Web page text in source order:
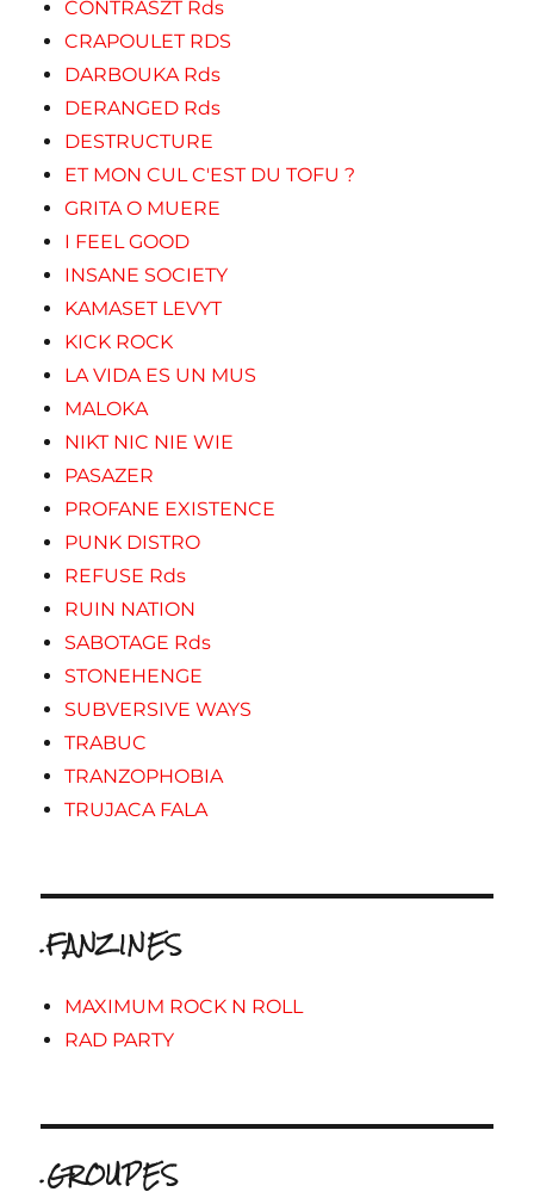
CONTRASZT Rds
CRAPOULET RDS
DARBOUKA Rds
DERANGED Rds
DESTRUCTURE
ET MON CUL C'EST DU TOFU ?
GRITA O MUERE
I FEEL GOOD
INSANE SOCIETY
KAMASET LEVYT
KICK ROCK
LA VIDA ES UN MUS
MALOKA
NIKT NIC NIE WIE
PASAZER
PROFANE EXISTENCE
PUNK DISTRO
REFUSE Rds
RUIN NATION
SABOTAGE Rds
STONEHENGE
SUBVERSIVE WAYS
TRABUC
TRANZOPHOBIA
TRUJACA FALA
.FANZINES
MAXIMUM ROCK N ROLL
RAD PARTY
.GROUPES